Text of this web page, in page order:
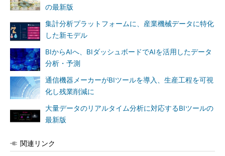
の最新版
集計分析プラットフォームに、産業機械データに特化
した新モデル
BIからAIへ、BIダッシュボードでAIを活用したデータ
分析・予測
通信機器メーカーがBIツールを導入、生産工程を可視
化し残業削減に
大量データのリアルタイム分析に対応するBIツールの
最新版
関連リンク